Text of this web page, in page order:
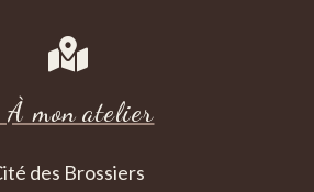

À mon atelier
des Brossiers